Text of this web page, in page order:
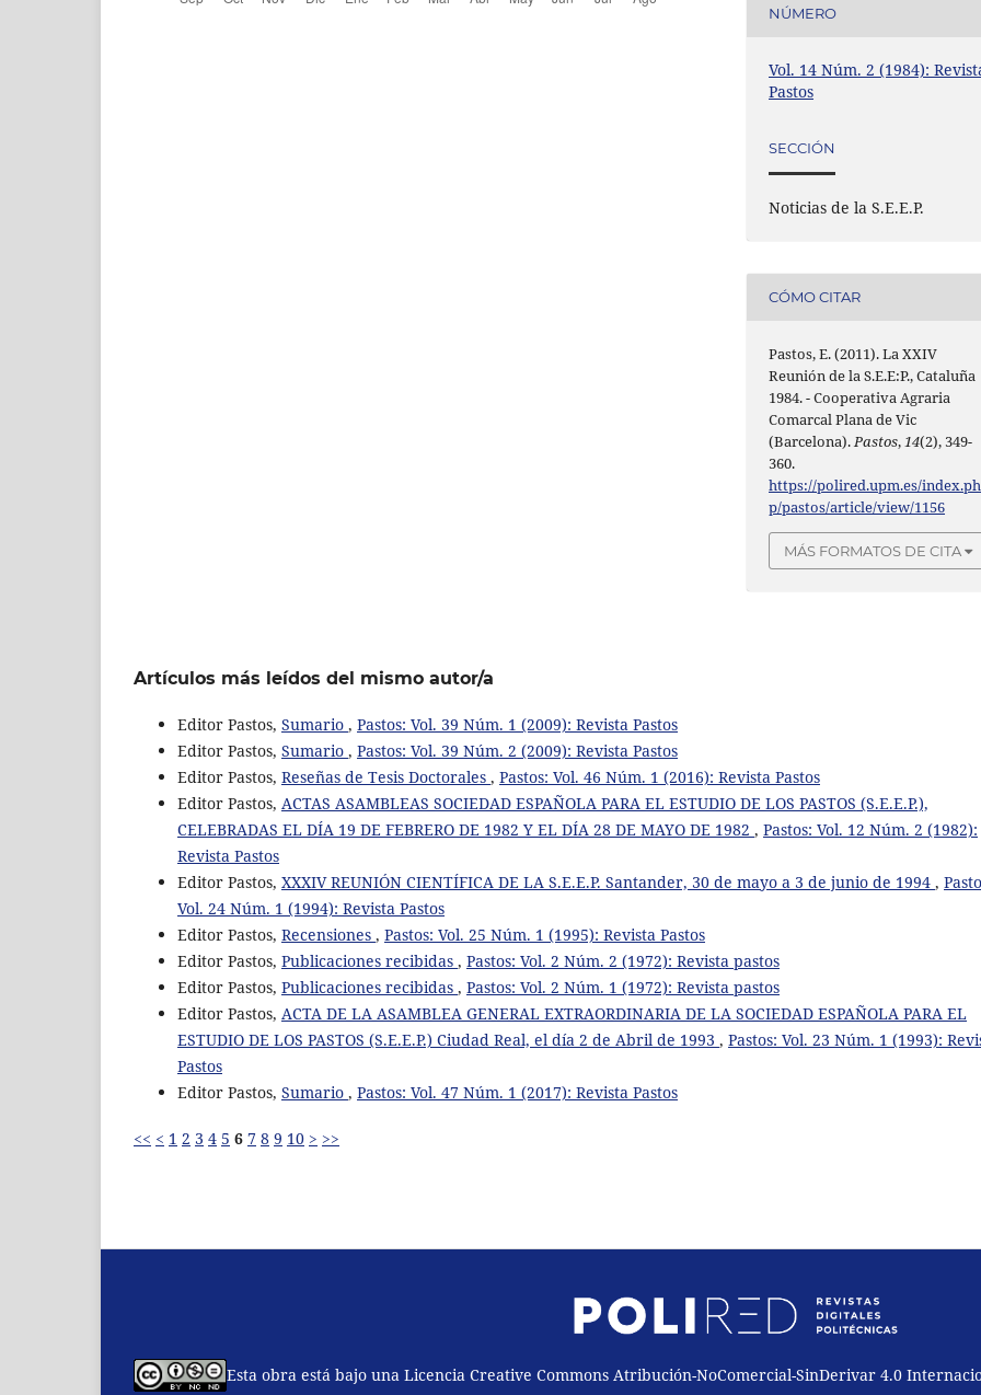
NÚMERO
Vol. 14 Núm. 2 (1984):
Pastos
SECCIÓN
Noticias de la S.E.E.P.
CÓMO CITAR
Pastos, E. (2011). La XXIV
Reunión de la S.E.E:P., Cataluña
1984. - Cooperativa Agraria
Comarcal Plana de Vic
(Barcelona).Pastos,14(2), 349-
360.
https://polired.upm.es/index.ph
p/pastos/article/view/1156
MÁS FORMATOS DE CITA
Artículos más leídos del mismo autor/a
Editor Pastos, Sumario , Pastos: Vol. 39 Núm. 1 (2009): Revista Pastos
Editor Pastos, Sumario , Pastos: Vol. 39 Núm. 2 (2009): Revista Pastos
Editor Pastos, Reseñas de Tesis Doctorales , Pastos: Vol. 46 Núm. 1 (2016): Revista Pastos
Editor Pastos, ACTAS ASAMBLEAS SOCIEDAD ESPAÑOLA PARA EL ESTUDIO DE LOS PASTOS (S.E.E.P.),
CELEBRADAS EL DÍA 19 DE FEBRERO DE 1982 Y EL DÍA 28 DE MAYO DE 1982 , Pastos: Vol. 12 Núm. 2 (1982):
Revista Pastos
Editor Pastos, XXXIV REUNIÓN CIENTÍFICA DE LA S.E.E.P. Santander, 30 de mayo a 3 de junio de 1994 ,
Vol. 24 Núm. 1 (1994): Revista Pastos
Editor Pastos, Recensiones , Pastos: Vol. 25 Núm. 1 (1995): Revista Pastos
Editor Pastos, Publicaciones recibidas , Pastos: Vol. 2 Núm. 2 (1972): Revista pastos
Editor Pastos, Publicaciones recibidas , Pastos: Vol. 2 Núm. 1 (1972): Revista pastos
Editor Pastos, ACTA DE LA ASAMBLEA GENERAL EXTRAORDINARIA DE LA SOCIEDAD ESPAÑOLA PARA EL
ESTUDIO DE LOS PASTOS (S.E.E.P.) Ciudad Real, el día 2 de Abril de 1993 , Pastos: Vol. 23 Núm. 1 (1993):
Pastos
Editor Pastos, Sumario , Pastos: Vol. 47 Núm. 1 (2017): Revista Pastos
<< < 1 2 3 4 5 6 7 8 9 10 > >>
Esta obra está bajo una Licencia Creative Commons Atribución-NoComercial-SinDerivar 4.0